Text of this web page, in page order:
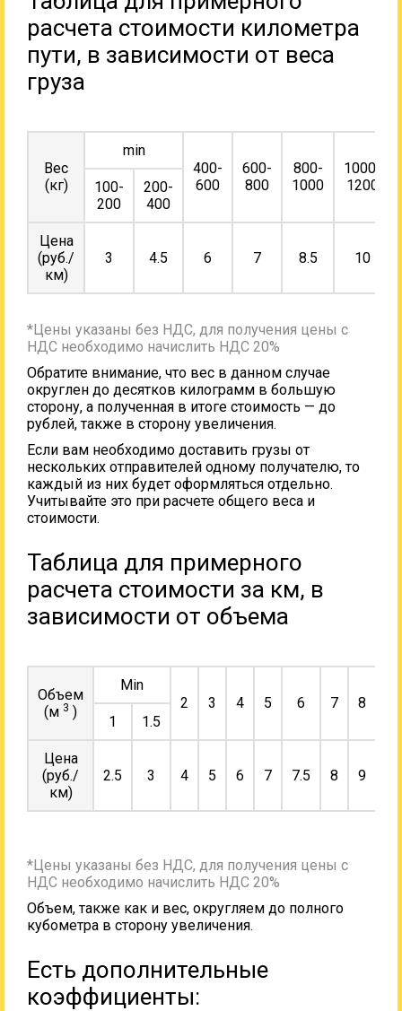
расчета стоимости километра
пути, в зависимости от веса
груза
Вес
(кг)
min
400-
600
600-
800
800-
1000
1000-
1200
100-
200
200-
400
Цена
(руб./
км)
3 4.5 6 7 8.5 10
*Цены указаны без НДС, для получения цены с
НДС необходимо начислить НДС 20%
Обратите внимание, что вес в данном случае
округлен до десятков килограмм в большую
сторону, а полученная в итоге стоимость — до
рублей, также в сторону увеличения.
Если вам необходимо доставить грузы от
нескольких отправителей одному получателю, то
каждый из них будет оформляться отдельно.
Учитывайте это при расчете общего веса и
стоимости.
Таблица для примерного
расчета стоимости за км, в
зависимости от объема
Объем
(м 3 )
Min
2
3 4 5 6 7 8
1
1.5
Цена
(руб./
км)
2.5 3 4 5 6 7 7.5 8 9
*Цены указаны без НДС, для получения цены с
НДС необходимо начислить НДС 20%
Объем, также как и вес, округляем до полного
кубометра в сторону увеличения.
Есть дополнительные
коэффициенты: